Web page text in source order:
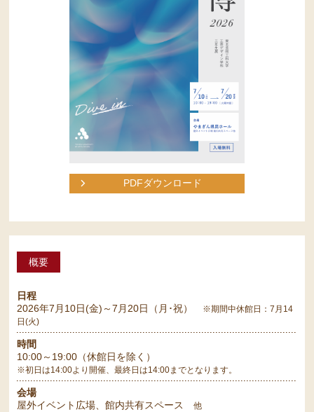
PDFダウンロード
概要
日程
2026年7月10日(金)～7月20日（月･祝）
※期間中休館日：7月14
日(火)
時間
10:00～19:00（休館日を除く）
※初日は14:00より開催、最終日は14:00までとなります。
会場
屋外イベント広場、館内共有スペース
他